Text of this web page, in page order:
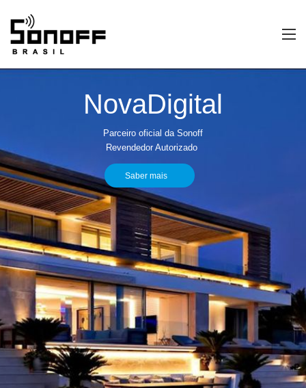
NovaDigital
Parceiro oficial da Sonoff
Revendedor Autorizado
Saber mais